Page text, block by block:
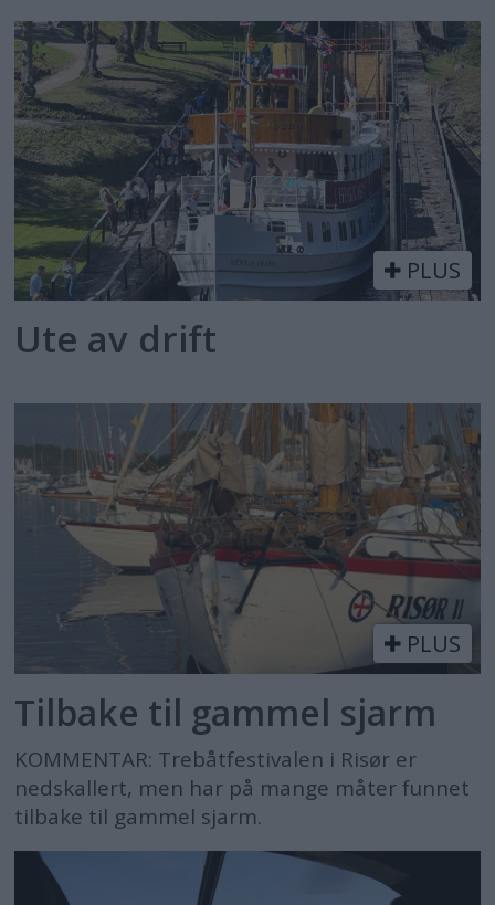
PLUS
Ute av drift
PLUS
Tilbake til gammel sjarm
KOMMENTAR: Trebåtfestivalen i Risør er
nedskallert, men har på mange måter funnet
tilbake til gammel sjarm.